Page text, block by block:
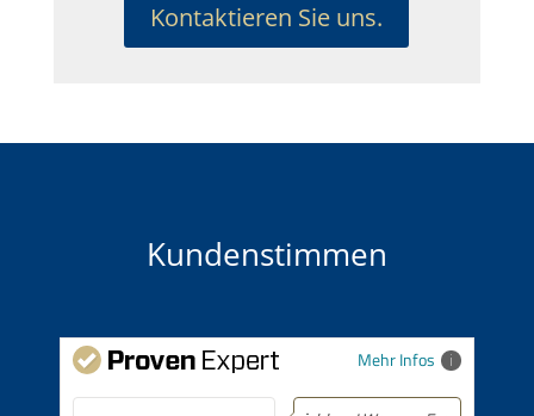
Kontaktieren Sie uns.
Kundenstimmen
Mehr Infos